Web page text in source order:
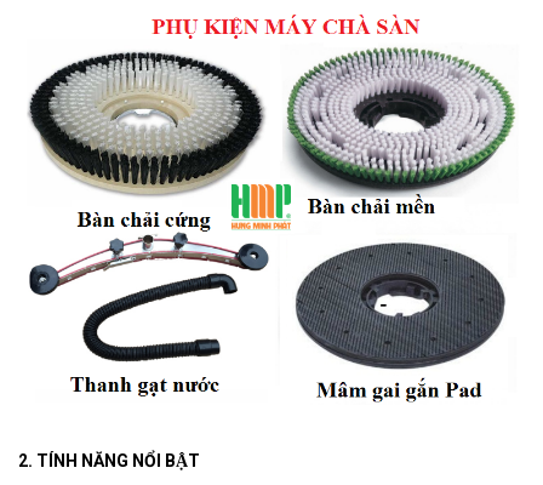
2. TÍNH NĂNG NỔI BẬT